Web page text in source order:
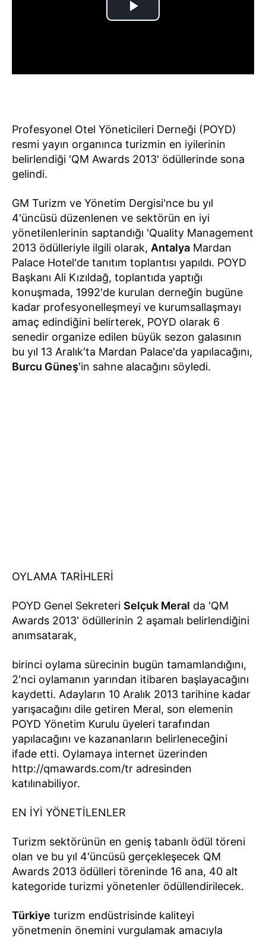
Profesyonel Otel Yöneticileri Derneği (POYD)
resmi yayın organınca turizmin en iyilerinin
belirlendiği 'QM Awards 2013' ödüllerinde sona
gelindi.
GM Turizm ve Yönetim Dergisi'nce bu yıl
4'üncüsü düzenlenen ve sektörün en iyi
yönetilenlerinin saptandığı 'Quality Management
2013 ödülleriyle ilgili olarak, Antalya Mardan
Palace Hotel'de tanıtım toplantısı yapıldı. POYD
Başkanı Ali Kızıldağ, toplantıda yaptığı
konuşmada, 1992'de kurulan derneğin bugüne
kadar profesyonelleşmeyi ve kurumsallaşmayı
amaç edindiğini belirterek, POYD olarak 6
senedir organize edilen büyük sezon galasının
bu yıl 13 Aralık'ta Mardan Palace'da yapılacağını,
Burcu Güneş'in sahne alacağını söyledi.
OYLAMA TARİHLERİ
POYD Genel Sekreteri Selçuk Meral da 'QM
Awards 2013' ödüllerinin 2 aşamalı belirlendiğini
anımsatarak,
birinci oylama sürecinin bugün tamamlandığını,
2'nci oylamanın yarından itibaren başlayacağını
kaydetti. Adayların 10 Aralık 2013 tarihine kadar
yarışacağını dile getiren Meral, son elemenin
POYD Yönetim Kurulu üyeleri tarafından
yapılacağını ve kazananların belirleneceğini
ifade etti. Oylamaya internet üzerinden
http://qmawards.com/tr adresinden
katılınabiliyor.
EN İYİ YÖNETİLENLER
Turizm sektörünün en geniş tabanlı ödül töreni
olan ve bu yıl 4'üncüsü gerçekleşecek QM
Awards 2013 ödülleri töreninde 16 ana, 40 alt
kategoride turizmi yönetenler ödüllendirilecek.
Türkiye turizm endüstrisinde kaliteyi
yönetmenin önemini vurgulamak amacıyla